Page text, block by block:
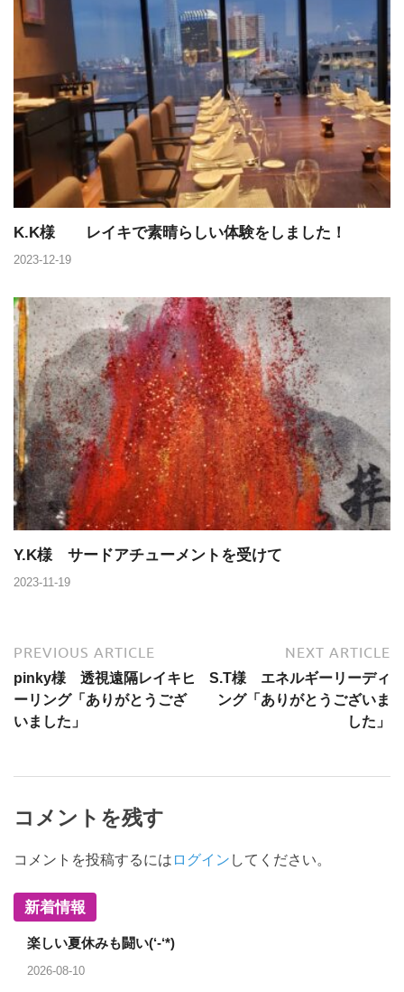
K.K様 レイキで素晴らしい体験をしました！
2023-12-19
Y.K様 サードアチューメントを受けて
2023-11-19
PREVIOUS ARTICLE
pinky様 透視遠隔レイキヒ
ーリング「ありがとうござ
いました」
NEXT ARTICLE
S.T様 エネルギーリーディ
ング「ありがとうございま
した」
コメントを残す
コメントを投稿するには ログイン してください。
新着情報
楽しい夏休みも闘い(‘-‘*)
2026-08-10